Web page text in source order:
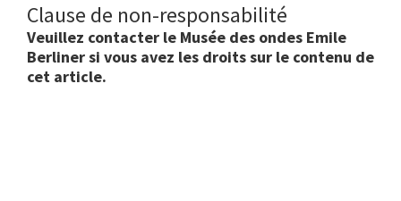
Clause de non-responsabilité
Veuillez contacter le Musée des ondes Emile
Berliner si vous avez les droits sur le contenu de
cet article.